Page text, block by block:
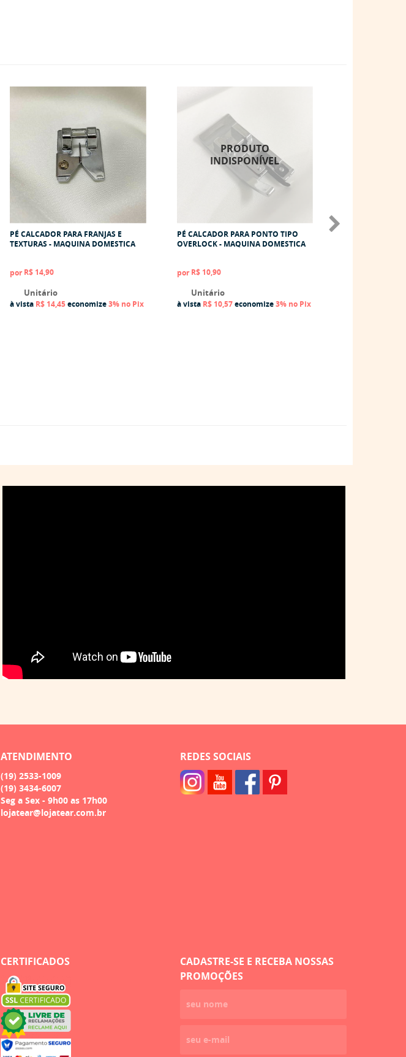
PÉ CALCADOR PARA FRANJAS E
TEXTURAS - MAQUINA DOMESTICA
por R$ 14,90
Unitário
à vista R$ 14,45economize3% no Pix
PÉ CALCADOR PARA PONTO TIPO
OVERLOCK - MAQUINA DOMESTICA
por R$ 10,90
Unitário
à vista R$ 10,57economize3% no Pix
ATENDIMENTO
(19) 2533-1009
(19) 3434-6007
Seg a Sex - 9h00 as 17h00
lojatear@lojatear.com.br
REDES SOCIAIS
CERTIFICADOS
CADASTRE-SE E RECEBA NOSSAS
PROMOÇÕES